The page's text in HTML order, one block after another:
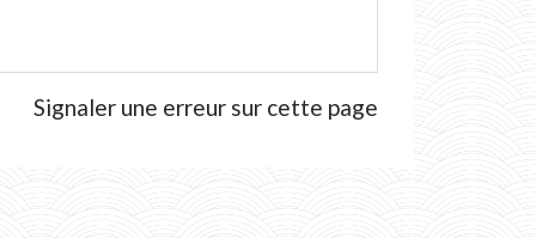
Signaler une erreur sur cette page